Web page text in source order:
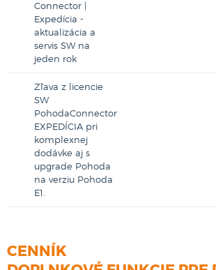
Connector |
Expedícia -
aktualizácia a
servis SW na
jeden rok
Zľava z licencie
SW
PohodaConnector
EXPEDÍCIA pri
komplexnej
dodávke aj s
upgrade Pohoda
na verziu Pohoda
E1.
CENNÍK